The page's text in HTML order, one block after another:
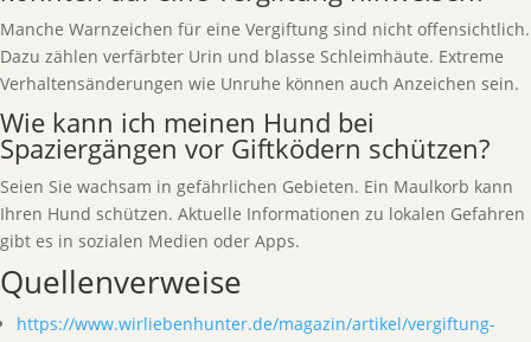
Manche Warnzeichen für eine Vergiftung sind nicht offensichtlich.
Dazu zählen verfärbter Urin und blasse Schleimhäute. Extreme
Verhaltensänderungen wie Unruhe können auch Anzeichen sein.
Wie kann ich meinen Hund bei
Spaziergängen vor Giftködern schützen?
Seien Sie wachsam in gefährlichen Gebieten. Ein Maulkorb kann
Ihren Hund schützen. Aktuelle Informationen zu lokalen Gefahren
gibt es in sozialen Medien oder Apps.
Quellenverweise
https://www.wirliebenhunter.de/magazin/artikel/vergiftung-